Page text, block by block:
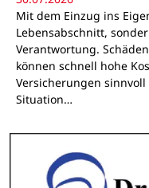
Mit dem Einzug ins
Lebensabschnitt,
Verantwortung.
können schnell hohe
Versicherungen
Situation…